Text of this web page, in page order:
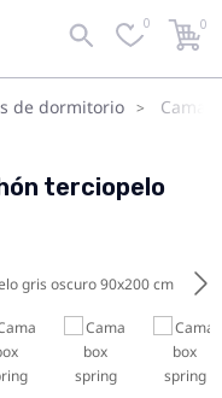
0 0
de dormitorio Camas
terciopelo